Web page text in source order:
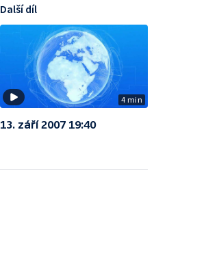
4 min
Další díl
13. září 2007 19:40